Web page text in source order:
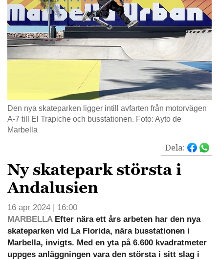
Den nya skateparken ligger intill avfarten från motorvägen
A-7 till El Trapiche och busstationen. Foto: Ayto de
Marbella
Dela:
Ny skatepark största i
Andalusien
16 apr 2024 | 16:00
MARBELLAEfter nära ett års arbeten har den nya
skateparken vid La Florida, nära busstationen i
Marbella, invigts. Med en yta på 6.600 kvadratmeter
uppges anläggningen vara den största i sitt slag i